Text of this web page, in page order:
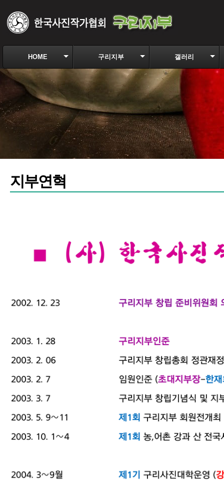
HOME 구리지부 갤러리
지부연혁